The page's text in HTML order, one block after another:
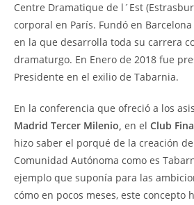
Centre Dramatique de l´Est
corporal en París. Fundó en
en la que desarrolla toda su carrera
dramaturgo. En Enero de 2018 fue
Presidente en el exilio de Tabarnia.
En la conferencia que ofreció a los
Madrid Tercer Milenio, en el Club
hizo saber el porqué de la creación
Comunidad Autónoma como es
ejemplo que suponía para las
cómo en pocos meses, este concepto